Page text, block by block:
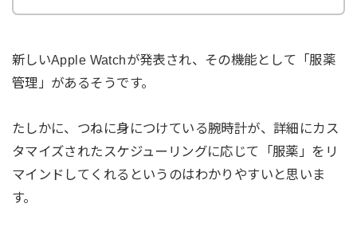
新しいApple Watchが発表され、その機能として「服薬
管理」があるそうです。
たしかに、つねに身につけている腕時計が、詳細にカス
タマイズされたスケジューリングに応じて「服薬」をリ
マインドしてくれるというのはわかりやすいと思いま
す。